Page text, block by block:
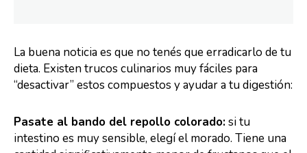
La buena noticia es que no tenés que erradicarlo de tu
dieta. Existen trucos culinarios muy fáciles para
“desactivar” estos compuestos y ayudar a tu digestión:
Pasate al bando del repollo colorado:si tu
intestino es muy sensible, elegí el morado. Tiene una